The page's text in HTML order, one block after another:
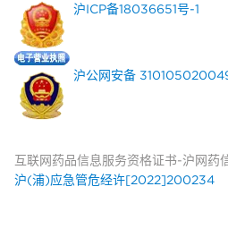
沪ICP备18036651号-1
沪公网安备
互联网药品信息服务资格证书-沪网
沪(浦)应急管危经许[2022]200234